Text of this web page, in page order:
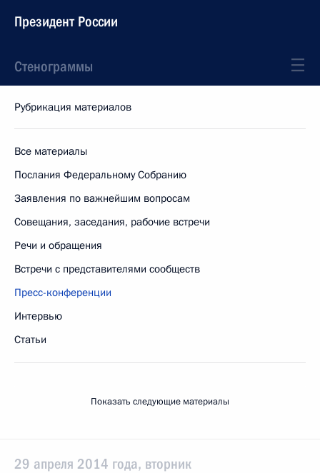
Президент России
Стенограммы
Рубрикация материалов
Все материалы
Послания Федеральному Собранию
Заявления по важнейшим вопросам
Совещания, заседания, рабочие встречи
Речи и обращения
Встречи с представителями сообществ
Пресс-конференции
Интервью
Статьи
Показать следующие материалы
29 апреля 2014 года, вторник